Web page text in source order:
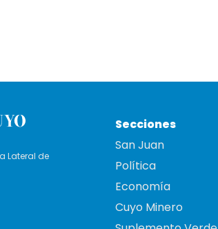
Lateral de
Secciones
San Juan
Política
Economía
Cuyo Minero